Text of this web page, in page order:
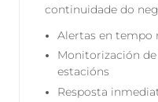
continuidade do
Alertas en tempo
Monitorización de
estacións
Resposta